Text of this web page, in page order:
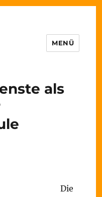
MENÜ
als
Die